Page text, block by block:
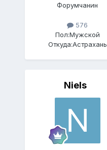
Форумчанин
576
Пол:Мужской
Откуда:Астрахань
Niels